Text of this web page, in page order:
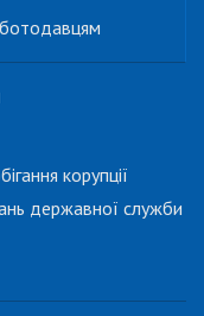
корупції
державної служби